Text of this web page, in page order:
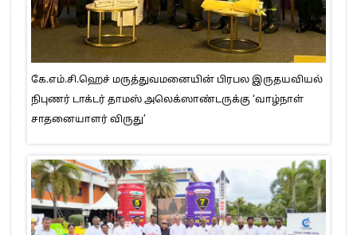
கே.எம்.சி.ஹெச் மருத்துவமனையின் பிரபல இருதயவியல்
நிபுணர் டாக்டர் தாமஸ் அலெக்ஸாண்டருக்கு ‘வாழ்நாள்
சாதனையாளர் விருது’